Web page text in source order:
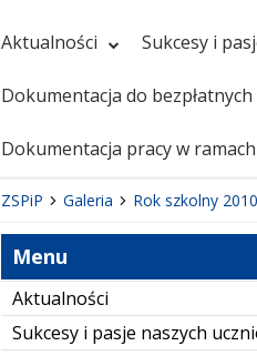
Aktualności Sukcesy i
Dokumentacja do
Dokumentacja pracy w
ZSPiP Galeria Rok szkolny
Menu
Aktualności
Sukcesy i pasje naszych